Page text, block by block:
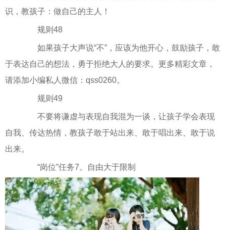
识，教孩子：做自己的主人！
规则48
如果孩子大声说“不”，应该为他开心，鼓励孩子，敢
于表达自己的想法，勇于拒绝大人的要求。更多精彩文章，
请添加小编私人微信：qss0260。
规则49
不要将谦虚与表现自我混为一谈，让孩子学会表现
自我、传达热情，教孩子敢于站出来、敢于唱出来、敢于说
出来。
“岗位”任务7。自由大于限制